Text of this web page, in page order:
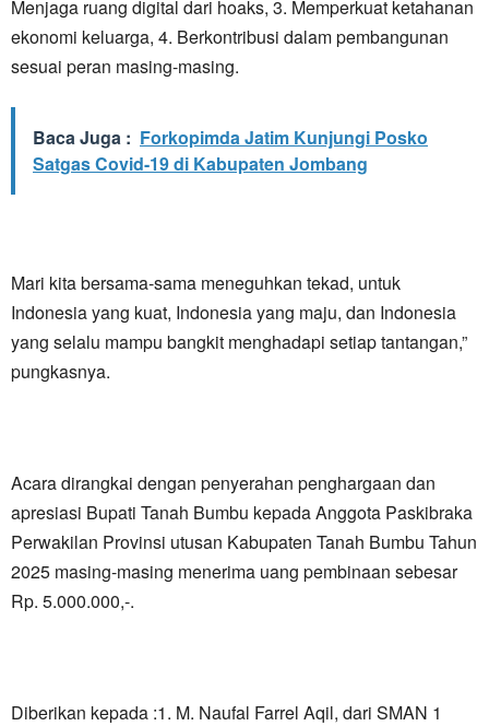
Menjaga ruang digital dari hoaks, 3. Memperkuat ketahanan
ekonomi keluarga, 4. Berkontribusi dalam pembangunan
sesuai peran masing-masing.
Baca Juga : Forkopimda Jatim Kunjungi Posko
Satgas Covid-19 di Kabupaten Jombang
Mari kita bersama-sama meneguhkan tekad, untuk
Indonesia yang kuat, Indonesia yang maju, dan Indonesia
yang selalu mampu bangkit menghadapi setiap tantangan,”
pungkasnya.
Acara dirangkai dengan penyerahan penghargaan dan
apresiasi Bupati Tanah Bumbu kepada Anggota Paskibraka
Perwakilan Provinsi utusan Kabupaten Tanah Bumbu Tahun
2025 masing-masing menerima uang pembinaan sebesar
Rp. 5.000.000,-.
Diberikan kepada :1. M. Naufal Farrel Aqil, dari SMAN 1